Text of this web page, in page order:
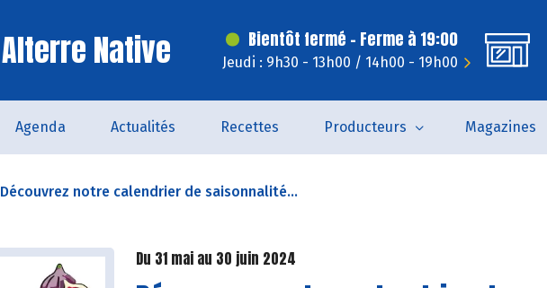
Alterre Native Bientôt fermé - Ferme à 19:00
Jeudi : 9h30 - 13h00 / 14h00 - 19h00
Agenda Actualités Recettes Producteurs Magazines
Découvrez notre calendrier de saisonnalité...
Du 31 mai au 30 juin 2024